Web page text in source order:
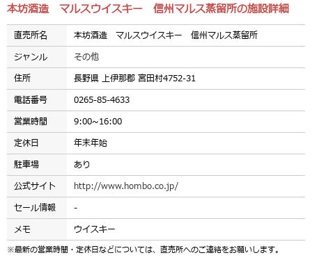
本坊酒造 マルスウイスキー 信州マルス蒸留所の施設詳細
直売所名
本坊酒造 マルスウイスキー 信州マルス蒸留所
ジャンル
その他
住所
長野県 上伊那郡 宮田村4752-31
電話番号
0265-85-4633
営業時間
9:00~16:00
定休日
年末年始
駐車場
あり
公式サイト
http://www.hombo.co.jp/
セール情報
-
メモ
ウイスキー
※最新の営業時間・定休日などについては、直売所へのご連絡をお願いします。